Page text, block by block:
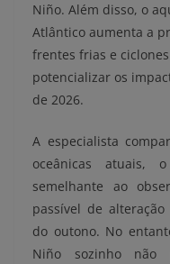
Niño. Além disso, o
Atlântico aumenta a
frentes frias e
potencializar os
de 2026.
A especialista
oceânicas atuais,
semelhante ao
passível de
do outono. No
Niño sozinho não